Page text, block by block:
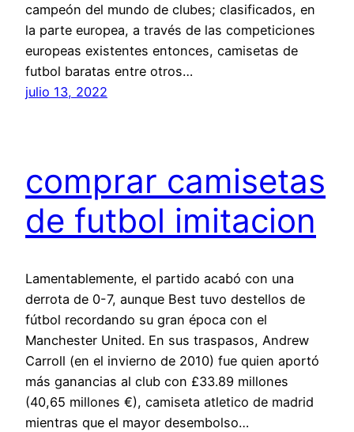
campeón del mundo de clubes; clasificados, en
la parte europea, a través de las competiciones
europeas existentes entonces, camisetas de
futbol baratas entre otros…
julio 13, 2022
comprar camisetas
de futbol imitacion
Lamentablemente, el partido acabó con una
derrota de 0-7, aunque Best tuvo destellos de
fútbol recordando su gran época con el
Manchester United. En sus traspasos, Andrew
Carroll (en el invierno de 2010) fue quien aportó
más ganancias al club con £33.89 millones
(40,65 millones €), camiseta atletico de madrid
mientras que el mayor desembolso…